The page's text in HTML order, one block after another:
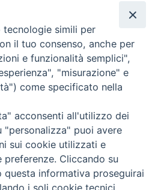
DI ALBANO
- Fax.: 06.9323844
al Venerdì Ore: 9:00 - 13:00
e Venerdì, Ore 9:30 - 12:30
di Albano
simili per
il tuo consenso, anche per
e funzionalità semplici",
"misurazione" e
come specificato nella
acconsenti all'utilizzo dei
"personalizza" puoi avere
sui cookie utilizzati e
preferenze. Cliccando su
informativa proseguirai